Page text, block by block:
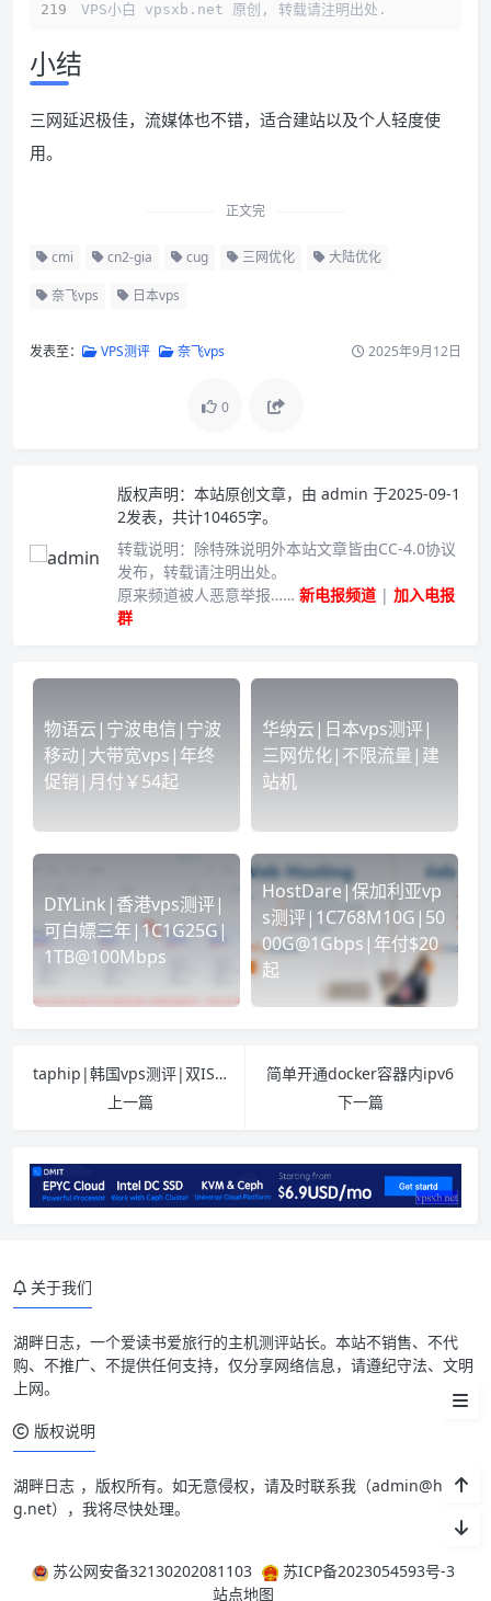
VPS小白 vpsxb.net 原创, 转载请注明出处.
小结
三网延迟极佳，流媒体也不错，适合建站以及个人轻度使
用。
正文完
cmi cn2-gia cug 三网优化 大陆优化
奈飞vps 日本vps
发表至： VPS测评 奈飞vps 2025年9月12日
0
版权声明： 本站原创文章，由 admin 于2025-09-1
2发表，共计10465字。
转载说明： 除特殊说明外本站文章皆由CC-4.0协议
发布，转载请注明出处。
原来频道被人恶意举报…… 新电报频道 | 加入电报
群
物语云|宁波电信|宁波
移动|大带宽vps|年终
促销|月付￥54起
华纳云|日本vps测评|
三网优化|不限流量|建
站机
DIYLink|香港vps测评|
可白嫖三年|1C1G25G|
1TB@100Mbps
HostDare|保加利亚vp
s测评|1C768M10G|50
00G@1Gbps|年付$20
起
taphip|韩国vps测评|双ISP|原生IP|世宗电信|512G@300Mbps|月付￥30
上一篇
简单开通docker容器内ipv6
下一篇
介绍
系统
路由
关于我们
湖畔日志，一个爱读书爱旅行的主机测评站长。本站不销售、不代
购、不推广、不提供任何支持，仅分享网络信息，请遵纪守法、文明
上网。
版权说明
湖畔日志 ，版权所有。如无意侵权，请及时联系我（admin@hpblo
g.net），我将尽快处理。
苏公网安备32130202081103
苏ICP备2023054593号-3
站点地图